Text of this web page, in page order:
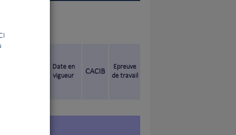
Date en
vigueur
CACIB
Epreuve
de travail